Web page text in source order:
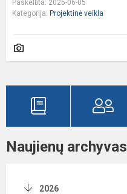
Paskelbta: 2025-06-05
Kategorija: Projektinė veikla
Naujienų archyvas
2026